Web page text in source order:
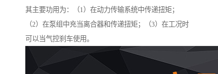
其主要功用为：（1）在动力传输系统中传递扭矩；
（2）在泵组中充当离合器和传递扭矩；（3）在工况时
可以当气控刹车使用。